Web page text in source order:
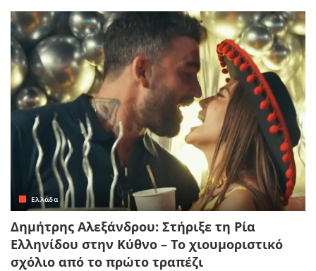
Ελλάδα
Δημήτρης Αλεξάνδρου: Στήριξε τη Ρία
Ελληνίδου στην Κύθνο – Το χιουμοριστικό
σχόλιο από το πρώτο τραπέζι